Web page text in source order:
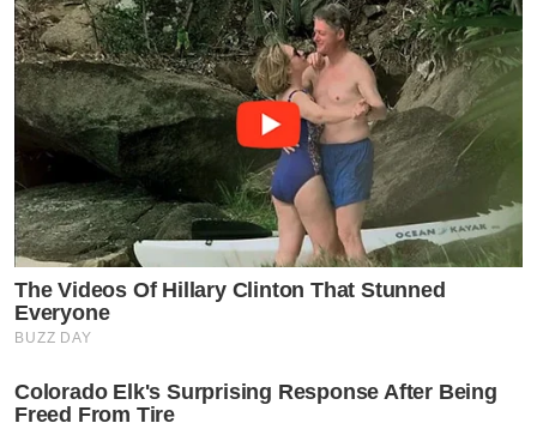
The Videos Of Hillary Clinton That Stunned
Everyone
BUZZ DAY
Colorado Elk's Surprising Response After Being
Freed From Tire